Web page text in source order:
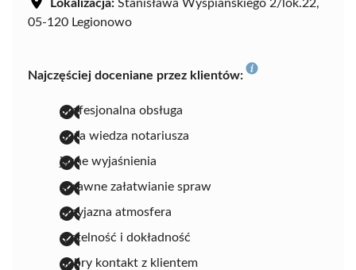
Lokalizacja: Stanisława Wyspiańskiego 2/lok.22,
05-120 Legionowo
Najczęściej doceniane przez klientów:
profesjonalna obsługa
duża wiedza notariusza
jasne wyjaśnienia
sprawne załatwianie spraw
przyjazna atmosfera
rzetelność i dokładność
dobry kontakt z klientem